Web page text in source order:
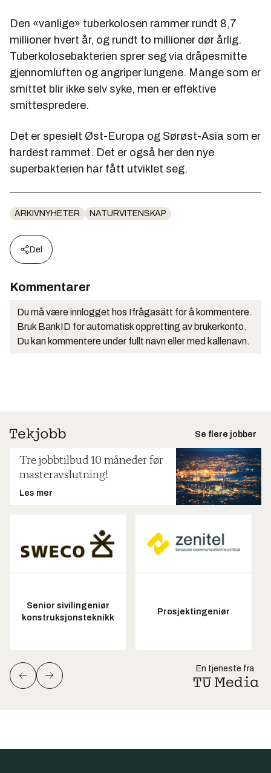
Den «vanlige» tuberkolosen rammer rundt 8,7
millioner hvert år, og rundt to millioner dør årlig.
Tuberkolosebakterien sprer seg via dråpesmitte
gjennomluften og angriper lungene. Mange som er
smittet blir ikke selv syke, men er effektive
smittespredere.
Det er spesielt Øst-Europa og Sørøst-Asia som er
hardest rammet. Det er også her den nye
superbakterien har fått utviklet seg.
ARKIVNYHETER NATURVITENSKAP
Del
Kommentarer
Du må være innlogget hos Ifrågasätt for å kommentere.
Bruk BankID for automatisk oppretting av brukerkonto.
Du kan kommentere under fullt navn eller med kallenavn.
Se flere jobber
Tre jobbtilbud 10 måneder før
masteravslutning!
Les mer
Senior sivilingeniør
konstruksjonsteknikk
Prosjektingeniør
En tjeneste fra